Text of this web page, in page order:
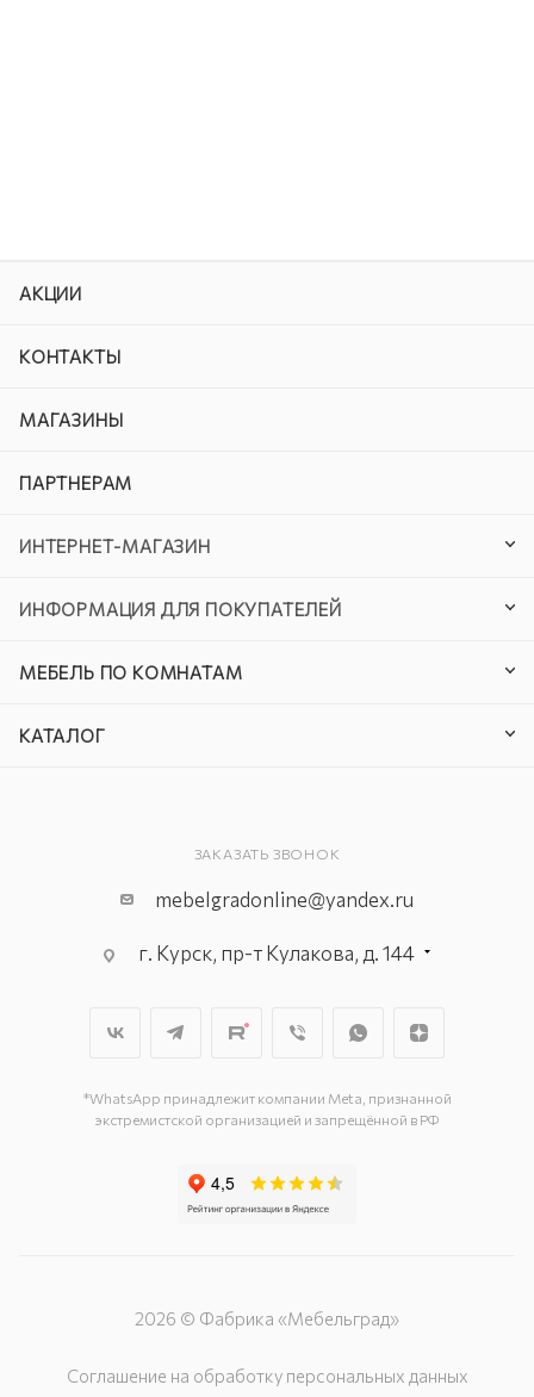
АКЦИИ
КОНТАКТЫ
МАГАЗИНЫ
ПАРТНЕРАМ
ИНТЕРНЕТ-МАГАЗИН
ИНФОРМАЦИЯ ДЛЯ ПОКУПАТЕЛЕЙ
МЕБЕЛЬ ПО КОМНАТАМ
КАТАЛОГ
ЗАКАЗАТЬ ЗВОНОК
mebelgradonline@yandex.ru
г. Курск, пр-т Кулакова, д. 144
г. Курск, ул. Карла Маркса, д. 68
*WhatsApp принадлежит компании Meta, признанной
экстремистской организацией и запрещённой в РФ
2026 © Фабрика «Мебельград»
Соглашение на обработку персональных данных